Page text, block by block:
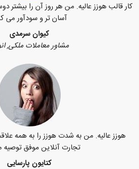
کار قالب هوزز عالیه. من هر روز آن را بیشتر
آسان تر و سودآور می
کیوان سرمدی
مشاور معاملات ملکی,
هوزز عالیه. من به شدت هوزز را به همه
تجارت آنلاین موفق توصیه
کتایون پارسایی